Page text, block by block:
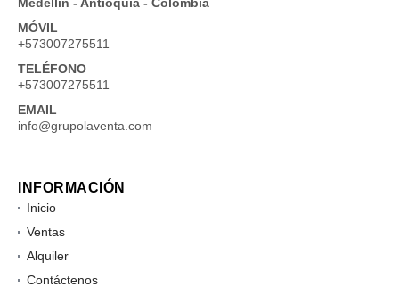
MÓVIL
+573007275511
TELÉFONO
+573007275511
EMAIL
info@grupolaventa.com
INFORMACIÓN
Inicio
Ventas
Alquiler
Contáctenos